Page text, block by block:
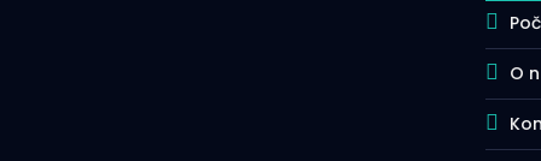
O